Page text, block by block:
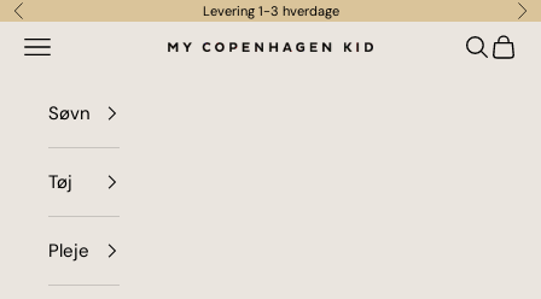
Spring til indhold
Forrige Levering 1-3 hverdage
my copenhagen kid
Menu Søg
Søvn
Tøj
Pleje